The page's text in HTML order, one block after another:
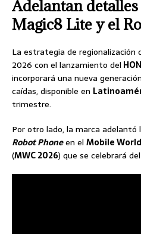
Adelantan
Magic8 Lite y el
La estrategia de regionalización
2026 con el lanzamiento del
incorporará una nueva
caídas, disponible en
trimestre.
Por otro lado, la marca
Robot Phoneen el Mobile
(MWC 2026) que se celebrará